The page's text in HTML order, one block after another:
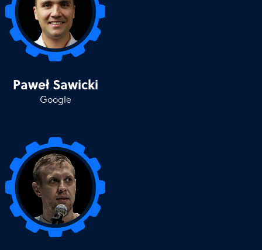
Paweł Sawicki
Google